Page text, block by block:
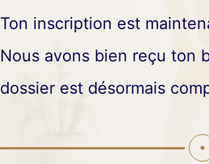
Ton inscription est
Nous avons bien reçu ton
dossier est désormais